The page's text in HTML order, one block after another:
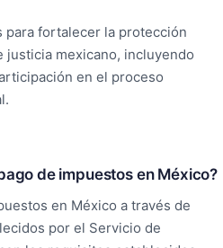
para fortalecer la protección
justicia mexicano, incluyendo
en el proceso
de impuestos en México?
en México a través de
por el Servicio de